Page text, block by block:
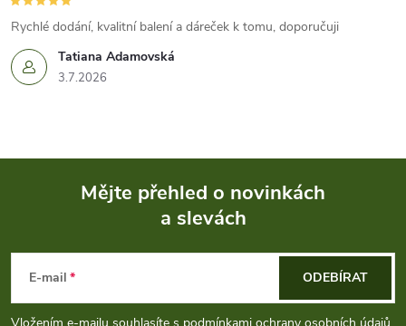
Tatiana Adamovská
3.7.2026
Rychlé dodání, kvalitní balení a dáreček k tomu, doporučuji
Mějte přehled o novinkách
a slevách
E-mail ODEBÍRAT